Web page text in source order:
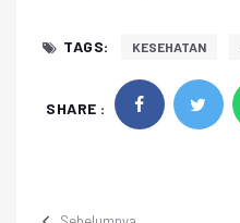
TAGS: KESEHATAN
SHARE :